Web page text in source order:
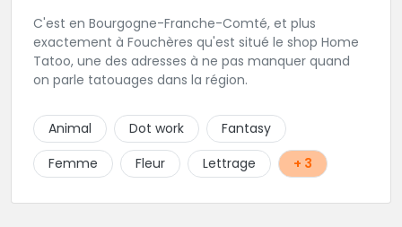
C'est en Bourgogne-Franche-Comté, et plus
exactement à Fouchères qu'est situé le shop Home
Tatoo, une des adresses à ne pas manquer quand
on parle tatouages dans la région.
Animal Dot work
Fantasy
Femme
Fleur Lettrage + 3